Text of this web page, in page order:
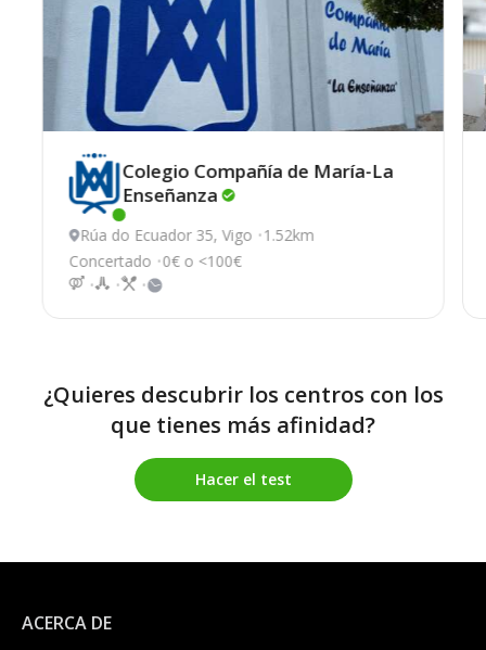
Este centro ha estado online recientemente
Colegio Compañía de María-La
Enseñanza
Rúa do Ecuador 35, Vigo
1.52km
Concertado 0€ o <100€
¿Quieres descubrir los centros con los
que tienes más afinidad?
Hacer el test
ACERCA DE